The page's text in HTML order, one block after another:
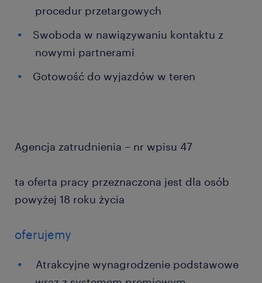
procedur przetargowych
Swoboda w nawiązywaniu kontaktu z
nowymi partnerami
Gotowość do wyjazdów w teren
Agencja zatrudnienia – nr wpisu 47
ta oferta pracy przeznaczona jest dla osób
powyżej 18 roku życia
oferujemy
Atrakcyjne wynagrodzenie podstawowe